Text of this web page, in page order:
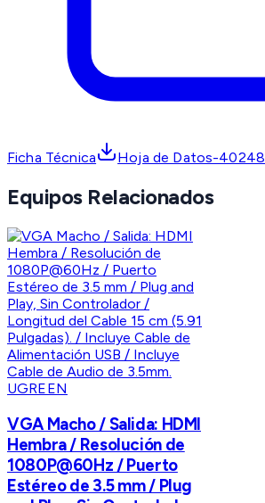
Ficha Técnica Hoja de Datos-40248
Equipos Relacionados
UGREEN
VGA Macho / Salida: HDMI
Hembra / Resolución de
1080P@60Hz / Puerto
Estéreo de 3.5 mm / Plug